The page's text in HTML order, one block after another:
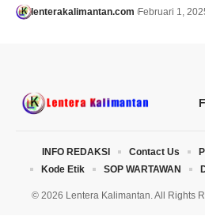
lenterakalimantan.com Februari 1,
© 2026 Lentera Kalimantan. All Rights
INFO REDAKSI Contact Us
Kode Etik
SOP WARTAWAN